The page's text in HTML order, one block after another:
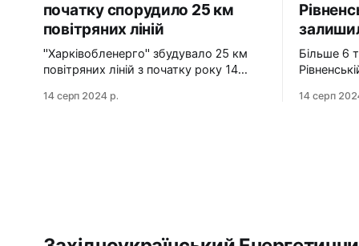
початку спорудило 25 км
повітряних ліній
"Харківобленерго" збудувало 25 км
повітряних ліній з початку року 14
початку року реалізувало близько 25
14 серп 2024 р.
Більше 6
14 серпня
14 серп